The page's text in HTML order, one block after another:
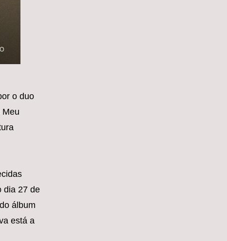
o duo
Meu
dia 27 de
álbum
está a